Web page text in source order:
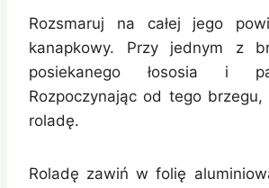
Rozsmaruj na całej jego
kanapkowy. Przy jednym z
posiekanego łososia i
Rozpoczynając od tego brzegu,
roladę.
Roladę zawiń w folię